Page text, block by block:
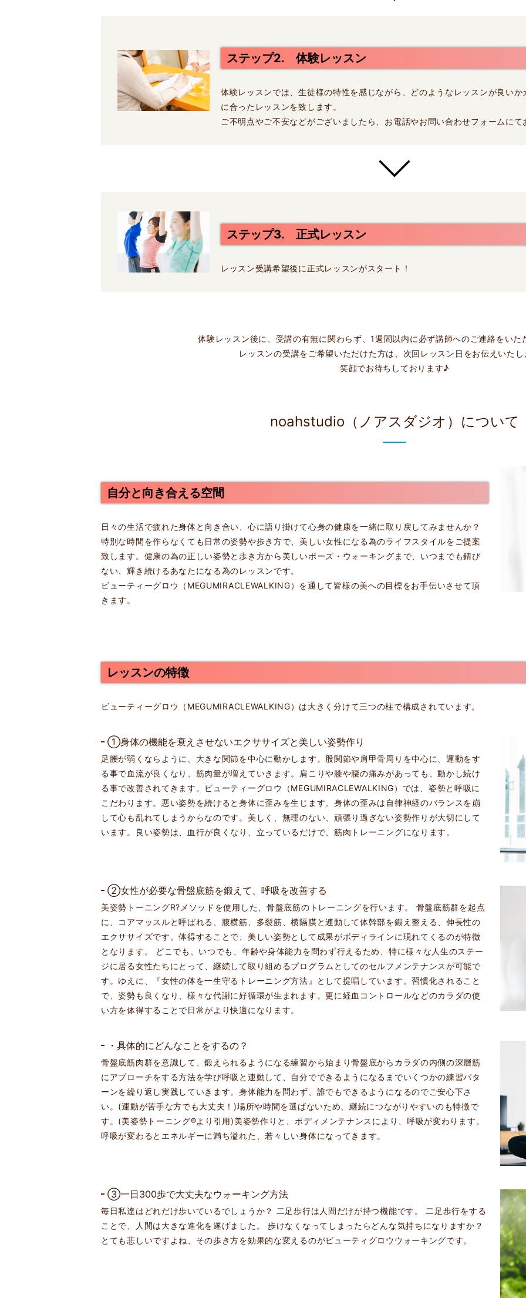
ステップ2. 体験レッスン
体験レッスンでは、生徒様の特性を感じながら、どのようなレッスンが良い
に合ったレッスンを致します。
ご不明点やご不安などがございましたら、お電話やお問い合わせフォームにて
ステップ3. 正式レッスン
レッスン受講希望後に正式レッスンがスタート！
体験レッスン後に、受講の有無に関わらず、1週間以内に必ず講師へのご連絡をいた
レッスンの受講をご希望いただけた方は、次回レッスン日をお伝えいたし
笑顔でお待ちしております♪
noahstudio（ノアスダジオ）について
自分と向き合える空間
日々の生活で疲れた身体と向き合い、心に語り掛けて心身の健康を一緒に取り戻してみませんか？
特別な時間を作らなくても日常の姿勢や歩き方で、美しい女性になる為のライフスタイルをご提案
致します。健康の為の正しい姿勢と歩き方から美しいポーズ・ウォーキングまで、いつまでも錆び
ない、輝き続けるあなたになる為のレッスンです。
ビューティーグロウ（MEGUMIRACLEWALKING）を通して皆様の美への目標をお手伝いさせて頂
きます。
レッスンの特徴
ビューティーグロウ（MEGUMIRACLEWALKING）は大きく分けて三つの柱で構成されています。
①身体の機能を衰えさせないエクササイズと美しい姿勢作り
足腰が弱くならように、大きな関節を中心に動かします。股関節や肩甲骨周りを中心に、運動をす
る事で血流が良くなり、筋肉量が増えていきます。肩こりや膝や腰の痛みがあっても、動かし続け
る事で改善されてきます。ビューティーグロウ（MEGUMIRACLEWALKING）では、姿勢と呼吸に
こだわります。悪い姿勢を続けると身体に歪みを生じます。身体の歪みは自律神経のバランスを崩
して心も乱れてしまうからなのです。美しく、無理のない、頑張り過ぎない姿勢作りが大切にして
います。良い姿勢は、血行が良くなり、立っているだけで、筋肉トレーニングになります。
②女性が必要な骨盤底筋を鍛えて、呼吸を改善する
美姿勢トーニングR?メソッドを使用した、骨盤底筋のトレーニングを行います。 骨盤底筋群を起点
に、コアマッスルと呼ばれる、腹横筋、多裂筋、横隔膜と連動して体幹部を鍛え整える、伸長性の
エクササイズです。体得することで、美しい姿勢として成果がボディラインに現れてくるのが特徴
となります。 どこでも、いつでも、年齢や身体能力を問わず行えるため、特に様々な人生のステー
ジに居る女性たちにとって、継続して取り組めるプログラムとしてのセルフメンテナンスが可能で
す。ゆえに、『女性の体を一生守るトレーニング方法』として提唱しています。習慣化されること
で、姿勢も良くなり、様々な代謝に好循環が生まれます。更に経血コントロールなどのカラダの使
い方を体得することで日常がより快適になります。
・具体的にどんなことをするの？
骨盤底筋肉群を意識して、鍛えられるようになる練習から始まり骨盤底からカラダの内側の深層筋
にアプローチをする方法を学び呼吸と連動して、自分でできるようになるまでいくつかの練習パタ
ーンを繰り返し実践していきます。身体能力を問わず、誰でもできるようになるのでご安心下さ
い。(運動が苦手な方でも大丈夫！)場所や時間を選ばないため、継続につながりやすいのも特徴で
す。(美姿勢トーニング®より引用)美姿勢作りと、ボディメンテナンスにより、呼吸が変わります。
呼吸が変わるとエネルギーに満ち溢れた、若々しい身体になってきます。
③一日300歩で大丈夫なウォーキング方法
毎日私達はどれだけ歩いているでしょうか？ 二足歩行は人間だけが持つ機能です。 二足歩行をする
ことで、人間は大きな進化を遂げました。 歩けなくなってしまったらどんな気持ちになりますか？
とても悲しいですよね、その歩き方を効果的な変えるのがビューティグロウウォーキングです。